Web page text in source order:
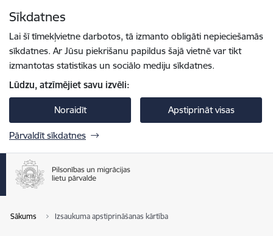
Sīkdatnes
Lai šī tīmekļvietne darbotos, tā izmanto obligāti nepieciešamās
sīkdatnes. Ar Jūsu piekrišanu papildus šajā vietnē var tikt
izmantotas statistikas un sociālo mediju sīkdatnes.
Lūdzu, atzīmējiet savu izvēli:
Noraidīt Apstiprināt visas
Pārvaldīt sīkdatnes
Sākums Izsaukuma apstiprināšanas kārtība